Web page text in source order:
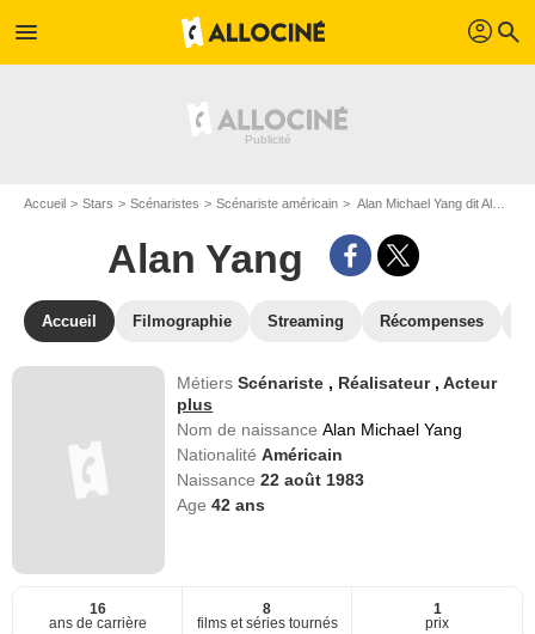
menu profil search
Accueil Stars Scénaristes Scénariste américain Alan Michael Yang dit Alan Yang
Alan Yang
Accueil Filmographie Streaming Récompenses
MétiersScénariste , Réalisateur ,Acteur
plus
Nom de naissanceAlan Michael Yang
NationalitéAméricain
Naissance22 août 1983
Age42 ans
16
ans de carrière
8
films et séries tournés
1
prix